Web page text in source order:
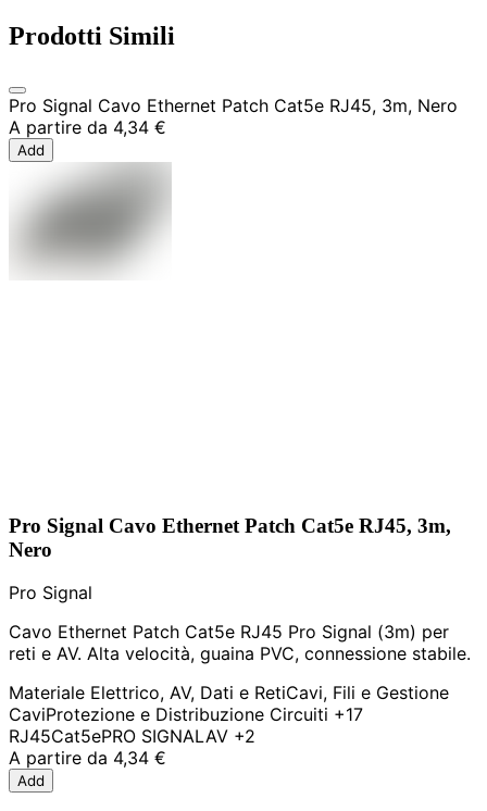
Prodotti Simili
Pro Signal Cavo Ethernet Patch Cat5e RJ45, 3m, Nero
A partire da 4,34 €
Add
Pro Signal Cavo Ethernet Patch Cat5e RJ45, 3m,
Nero
Pro Signal
Cavo Ethernet Patch Cat5e RJ45 Pro Signal (3m) per
reti e AV. Alta velocità, guaina PVC, connessione stabile.
Materiale Elettrico, AV, Dati e RetiCavi, Fili e Gestione
CaviProtezione e Distribuzione Circuiti +17
RJ45Cat5ePRO SIGNALAV +2
A partire da 4,34 €
Add